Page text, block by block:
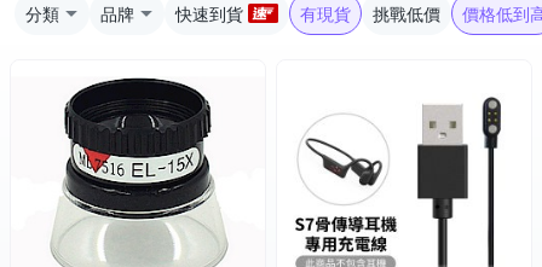
分類 品牌 快速到貨 有現貨 挑戰低價 價格低到